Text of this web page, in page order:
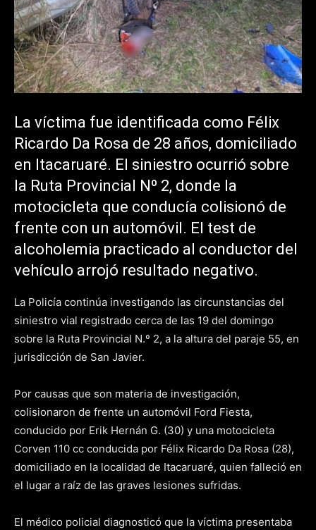
La víctima fue identificada como Félix
Ricardo Da Rosa de 28 años, domiciliado
en Itacaruaré. El siniestro ocurrió sobre
la Ruta Provincial Nº 2, donde la
motocicleta que conducía colisionó de
frente con un automóvil. El test de
alcoholemia practicado al conductor del
vehículo arrojó resultado negativo.
La Policía continúa investigando las circunstancias del
siniestro vial registrado cerca de las 19 del domingo
sobre la Ruta Provincial N.º 2, a la altura del paraje 55, en
jurisdicción de San Javier.
Por causas que son materia de investigación,
colisionaron de frente un automóvil Ford Fiesta,
conducido por Erik Hernán G. (30) y una motocicleta
Corven 110 cc conducida por Félix Ricardo Da Rosa (28),
domiciliado en la localidad de Itacaruaré, quien falleció en
el lugar a raíz de las graves lesiones sufridas.
El médico policial diagnosticó que la víctima presentaba